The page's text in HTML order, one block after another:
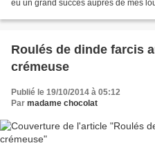
eu un grand succès auprès de mes
Roulés de dinde farcis
crémeuse
Publié le 19/10/2014 à 05:12
Par madame chocolat